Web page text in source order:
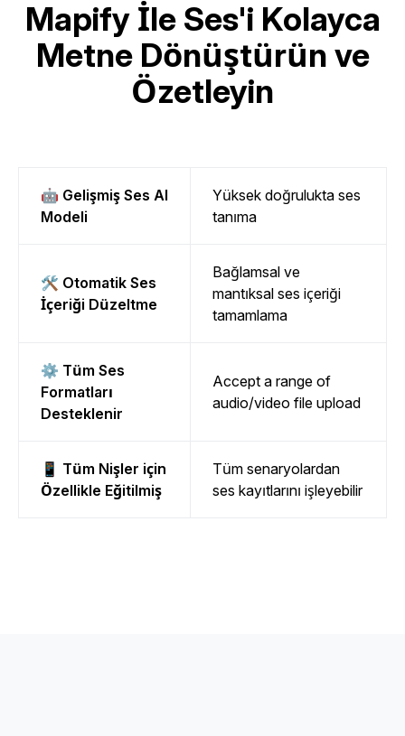
Mapify İle Ses'i Kolayca
Metne Dönüştürün ve
Özetleyin
🤖 Gelişmiş Ses AI
Modeli
Yüksek doğrulukta ses
tanıma
🛠️ Otomatik Ses
İçeriği Düzeltme
Bağlamsal ve
mantıksal ses içeriği
tamamlama
⚙️ Tüm Ses
Formatları
Desteklenir
Accept a range of
audio/video file upload
📱 Tüm Nişler için
Özellikle Eğitilmiş
Tüm senaryolardan
ses kayıtlarını işleyebilir